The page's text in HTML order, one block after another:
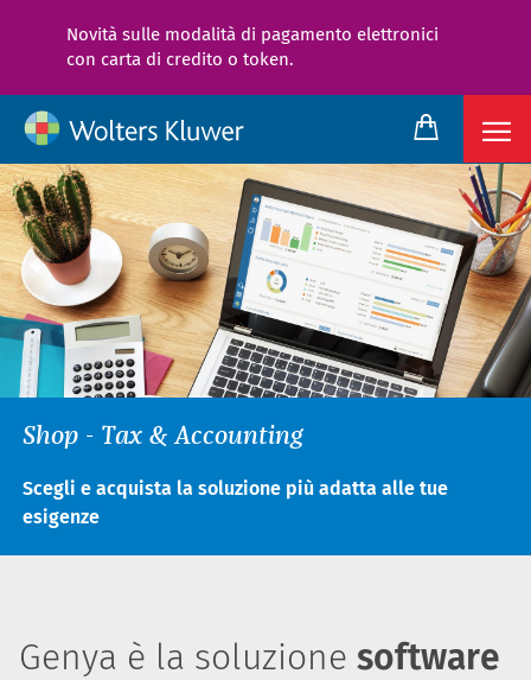
Novità sulle modalità di pagamento elettronici
con carta di credito o token.
Shop - Tax & Accounting
Scegli e acquista la soluzione più adatta alle tue
esigenze
Genya è la soluzione software